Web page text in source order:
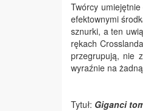
Twórcy
efektownymi
sznurki, a ten
rękach
przegrupują, nie
wyraźnie na
Tytuł: Giganci